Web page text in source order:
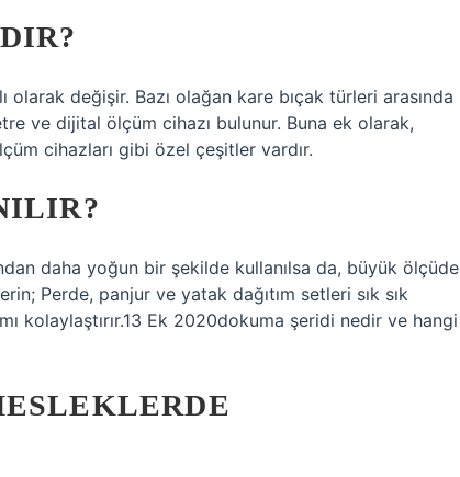
değişir. Bazı olağan kare bıçak türleri arasında
ve dijital ölçüm cihazı bulunur. Buna ek olarak,
cihazları gibi özel çeşitler vardır.
daha yoğun bir şekilde kullanılsa da, büyük ölçüde
Perde, panjur ve yatak dağıtım setleri sık sık
kolaylaştırır.13 Ek 2020dokuma şeridi nedir ve hangi